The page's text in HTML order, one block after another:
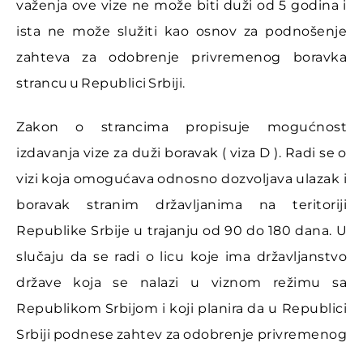
važenja ove vize ne može biti duži od 5 godina i
ista ne može služiti kao osnov za podnošenje
zahteva za odobrenje privremenog boravka
strancu u Republici Srbiji.
Zakon o strancima propisuje mogućnost
izdavanja vize za duži boravak ( viza D ). Radi se o
vizi koja omogućava odnosno dozvoljava ulazak i
boravak stranim državljanima na teritoriji
Republike Srbije u trajanju od 90 do 180 dana. U
slučaju da se radi o licu koje ima državljanstvo
države koja se nalazi u viznom režimu sa
Republikom Srbijom i koji planira da u Republici
Srbiji podnese zahtev za odobrenje privremenog